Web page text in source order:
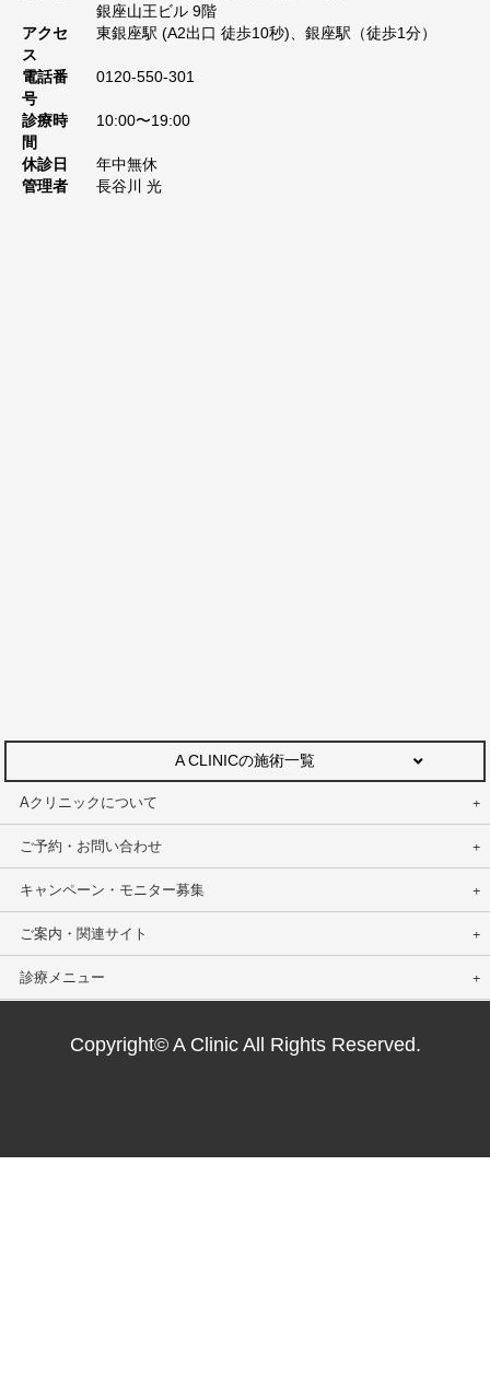
銀座山王ビル 9階
アクセ
ス
東銀座駅 (A2出口 徒歩10秒)、銀座駅（徒歩1分）
電話番
号
0120-550-301
診療時
間
10:00〜19:00
休診日
年中無休
管理者
長谷川 光
A CLINICの施術一覧
Aクリニックについて
ご予約・お問い合わせ
キャンペーン・モニター募集
ご案内・関連サイト
診療メニュー
Copyright© A Clinic All Rights Reserved.